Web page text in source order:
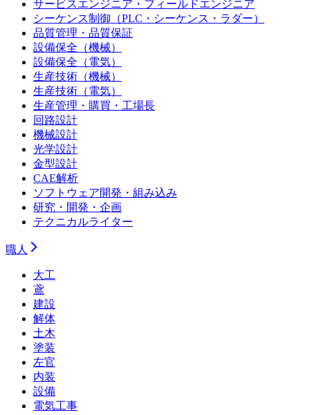
サービスエンジニア・フィールドエンジニア
シーケンス制御（PLC・シーケンス・ラダー）
品質管理・品質保証
設備保全（機械）
設備保全（電気）
生産技術（機械）
生産技術（電気）
生産管理・購買・工場長
回路設計
機械設計
光学設計
金型設計
CAE解析
ソフトウェア開発・組み込み
研究・開発・企画
テクニカルライター
職人
大工
鳶
建設
解体
土木
塗装
左官
内装
設備
電気工事